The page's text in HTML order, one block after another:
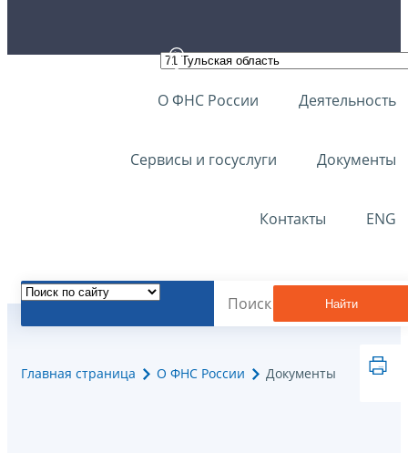
О ФНС России Деятельность
Сервисы и госуслуги Документы
Контакты ENG
Найти
Главная страница О ФНС России Документы